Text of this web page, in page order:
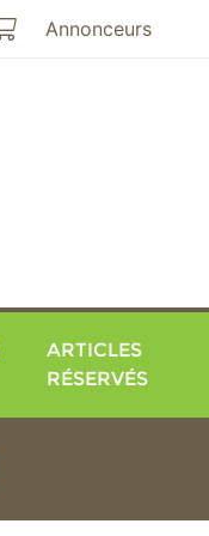
Mon panier
Annonceurs
ARTICLES
RÉSERVÉS